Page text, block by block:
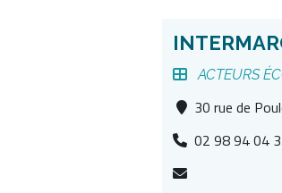
ACTEURS
30 rue de
02 98 94 04